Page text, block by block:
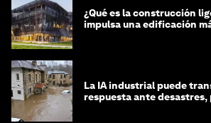
¿Qué es la construcción
impulsa una edificación
La IA industrial puede
respuesta ante desastres,